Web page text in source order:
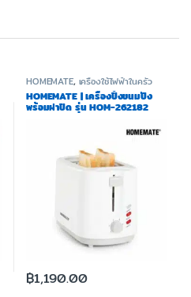
HOMEMATE, เครื่องใช้ไฟฟ้าในครัว
HOMEMATE | เครื่องปิ้งขนมปัง
พร้อมฝาปิด รุ่น HOM-262182
฿1,190.00